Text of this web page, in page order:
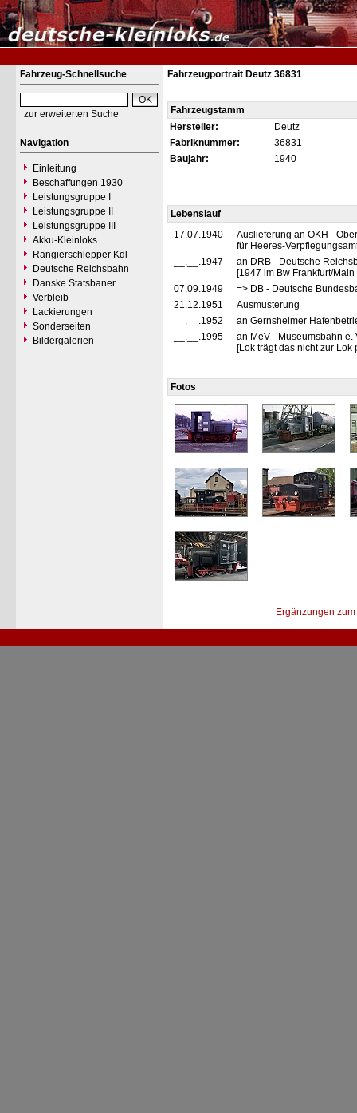
Fahrzeug-Schnellsuche
zur erweiterten Suche
Navigation
Einleitung
Beschaffungen 1930
Leistungsgruppe I
Leistungsgruppe II
Leistungsgruppe III
Akku-Kleinloks
Rangierschlepper Kdl
Deutsche Reichsbahn
Danske Statsbaner
Verbleib
Lackierungen
Sonderseiten
Bildergalerien
Fahrzeugportrait Deutz 36831
Fahrzeugstamm
Hersteller:
Deutz
Fabriknummer:
36831
Baujahr:
1940
Lebenslauf
17.07.1940
Auslieferung an OKH -
für Heeres-
__.__.1947
an DRB - Deutsche
[1947 im Bw Frankfurt/
07.09.1949
=> DB - Deutsche
21.12.1951
Ausmusterung
__.__.1952
an Gernsheimer
__.__.1995
an MeV - Museumsbahn
[Lok trägt das nicht zur
Fotos
Ergänzungen